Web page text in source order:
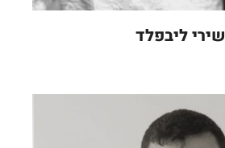
שירי ליבפלד